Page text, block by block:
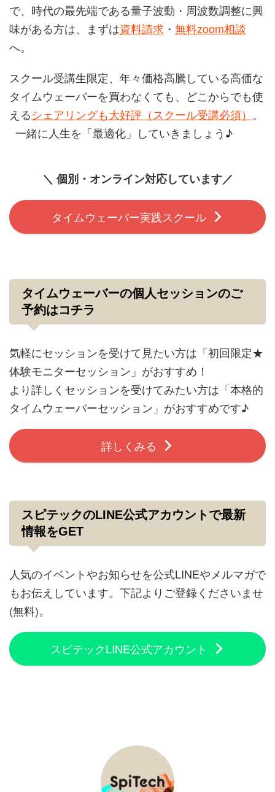
で、時代の最先端である量子波動・周波数調整に興
味がある方は、まずは資料請求 ・ 無料zoom相談
へ。
スクール受講生限定、年々価格高騰している高価な
タイムウェーバーを買わなくても、どこからでも使
えるシェアリングも大好評（スクール受講必須） 。
一緒に人生を「最適化」していきましょう♪
＼ 個別・オンライン対応しています／
タイムウェーバー実践スクール
タイムウェーバーの個人セッションのご
予約はコチラ
気軽にセッションを受けて見たい方は「初回限定★
体験モニターセッション」がおすすめ！
より詳しくセッションを受けてみたい方は「本格的
タイムウェーバーセッション」がおすすめです♪
詳しくみる
スピテックのLINE公式アカウントで最新
情報をGET
人気のイベントやお知らせを公式LINEやメルマガで
もお伝えしています。下記よりご登録くださいませ
(無料)。
スピテックLINE公式アカウント